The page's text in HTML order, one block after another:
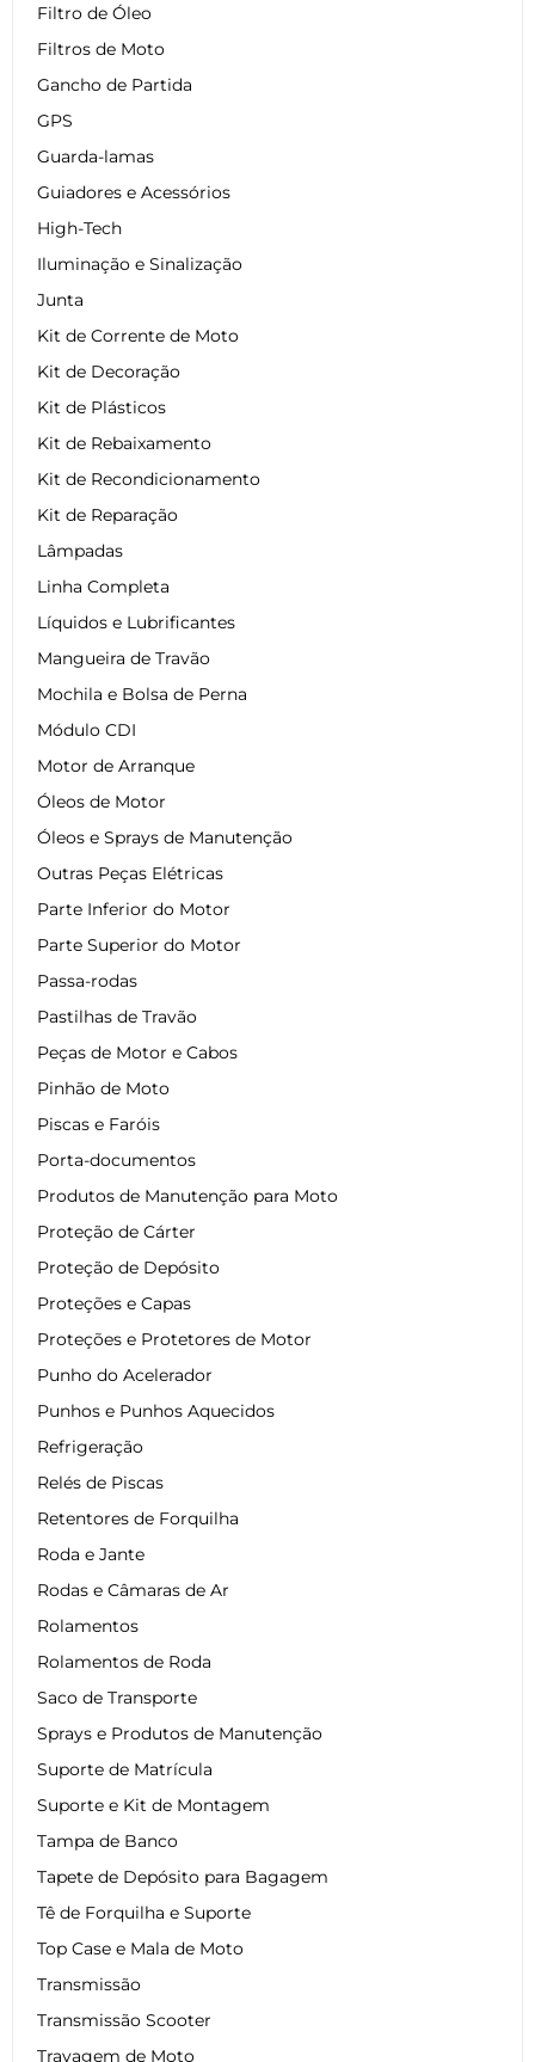
Filtro de Óleo
Filtros de Moto
Gancho de Partida
GPS
Guarda-lamas
Guiadores e Acessórios
High-Tech
Iluminação e Sinalização
Junta
Kit de Corrente de Moto
Kit de Decoração
Kit de Plásticos
Kit de Rebaixamento
Kit de Recondicionamento
Kit de Reparação
Lâmpadas
Linha Completa
Líquidos e Lubrificantes
Mangueira de Travão
Mochila e Bolsa de Perna
Módulo CDI
Motor de Arranque
Óleos de Motor
Óleos e Sprays de Manutenção
Outras Peças Elétricas
Parte Inferior do Motor
Parte Superior do Motor
Passa-rodas
Pastilhas de Travão
Peças de Motor e Cabos
Pinhão de Moto
Piscas e Faróis
Porta-documentos
Produtos de Manutenção para Moto
Proteção de Cárter
Proteção de Depósito
Proteções e Capas
Proteções e Protetores de Motor
Punho do Acelerador
Punhos e Punhos Aquecidos
Refrigeração
Relés de Piscas
Retentores de Forquilha
Roda e Jante
Rodas e Câmaras de Ar
Rolamentos
Rolamentos de Roda
Saco de Transporte
Sprays e Produtos de Manutenção
Suporte de Matrícula
Suporte e Kit de Montagem
Tampa de Banco
Tapete de Depósito para Bagagem
Tê de Forquilha e Suporte
Top Case e Mala de Moto
Transmissão
Transmissão Scooter
Travagem de Moto